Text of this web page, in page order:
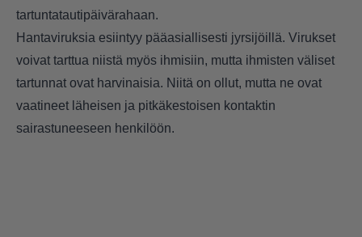
tartuntatautipäivärahaan.
Hantaviruksia esiintyy pääasiallisesti jyrsijöillä. Virukset
voivat tarttua niistä myös ihmisiin, mutta ihmisten väliset
tartunnat ovat harvinaisia. Niitä on ollut, mutta ne ovat
vaatineet läheisen ja pitkäkestoisen kontaktin
sairastuneeseen henkilöön.